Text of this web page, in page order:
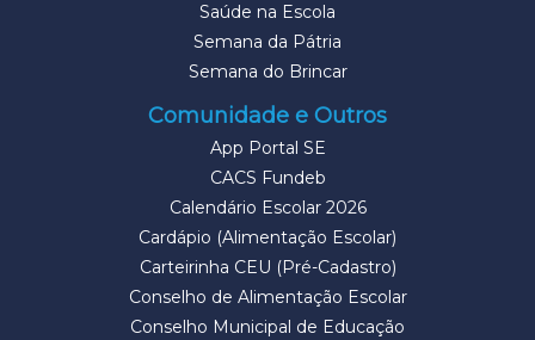
Saúde na Escola
Semana da Pátria
Semana do Brincar
Comunidade e Outros
App Portal SE
CACS Fundeb
Calendário Escolar 2026
Cardápio (Alimentação Escolar)
Carteirinha CEU (Pré-Cadastro)
Conselho de Alimentação Escolar
Conselho Municipal de Educação